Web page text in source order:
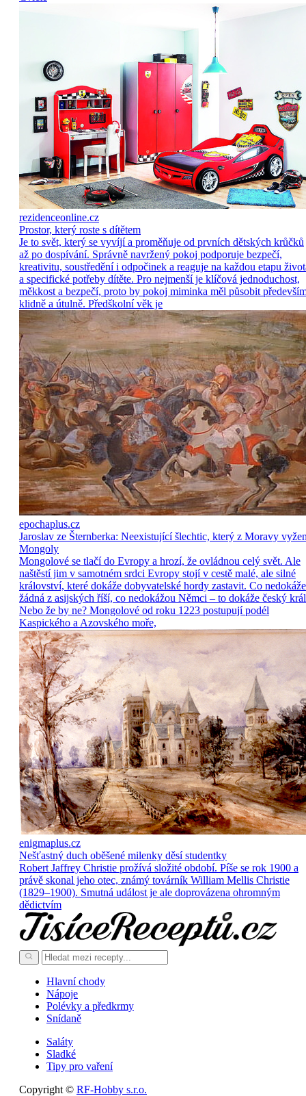
rezidenceonline.cz
Prostor, který roste s dítětem
Je to svět, který se vyvíjí a proměňuje od prvních dětských krůčků
až po dospívání. Správně navržený pokoj podporuje bezpečí,
kreativitu, soustředění i odpočinek a reaguje na každou etapu
a specifické potřeby dítěte. Pro nejmenší je klíčová jednoduchost,
měkkost a bezpečí, proto by pokoj miminka měl působit
klidně a útulně. Předškolní věk je
epochaplus.cz
Jaroslav ze Šternberka: Neexistující šlechtic, který z Moravy
Mongoly
Mongolové se tlačí do Evropy a hrozí, že ovládnou celý svět. Ale
naštěstí jim v samotném srdci Evropy stojí v cestě malé, ale silné
království, které dokáže dobyvatelské hordy zastavit. Co nedokáže
žádná z asijských říší, co nedokážou Němci – to dokáže český
Nebo že by ne? Mongolové od roku 1223 postupují podél
Kaspického a Azovského moře,
enigmaplus.cz
Nešťastný duch oběšené milenky děsí studentky
Robert Jaffrey Christie prožívá složité období. Píše se rok 1900 a
právě skonal jeho otec, známý továrník William Mellis Christie
(1829–1900). Smutná událost je ale doprovázena ohromným
dědictvím
Hlavní chody
Nápoje
Polévky a předkrmy
Snídaně
Saláty
Sladké
Tipy pro vaření
Copyright © RF-Hobby s.r.o.